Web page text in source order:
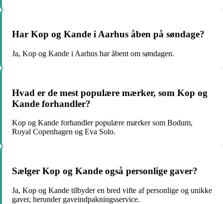
Har Kop og Kande i Aarhus åben på søndage?
Ja, Kop og Kande i Aarhus har åbent om søndagen.
Hvad er de mest populære mærker, som Kop og
Kande forhandler?
Kop og Kande forhandler populære mærker som Bodum,
Royal Copenhagen og Eva Solo.
Sælger Kop og Kande også personlige gaver?
Ja, Kop og Kande tilbyder en bred vifte af personlige og unikke
gaver, herunder gaveindpakningsservice.